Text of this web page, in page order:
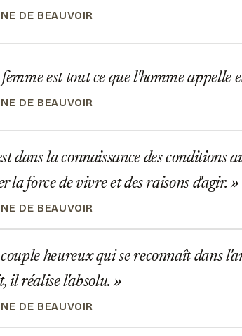
DE BEAUVOIR
est tout ce que l'homme appelle
DE BEAUVOIR
dans la connaissance des conditions
la force de vivre et des raisons d'agir.
DE BEAUVOIR
heureux qui se reconnaît dans
il réalise l'absolu.
DE BEAUVOIR